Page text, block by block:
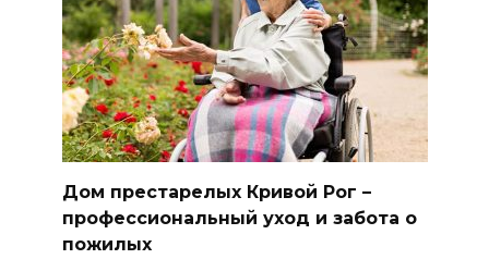
Дом престарелых Кривой Рог –
профессиональный уход и забота о
пожилых